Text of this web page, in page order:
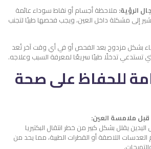
الرؤية: ملاحظة أجسام أو نقاط سوداء عائمة
إلى مشكلة داخل العين، ويجب فحصها طبيًا لتجنب
بشكل مزدوج بعد الفحص أو في أي وقت آخر تُعد
تستدعي تدخلًا طبيًا سريعًا لمعرفة السبب وعلاجه.
للحفاظ على صحة
قبل ملامسة العين:
يقلل بشكل كبير من خطر انتقال البكتيريا
العدسات اللاصقة أو القطرات الطبية، مما يحد من